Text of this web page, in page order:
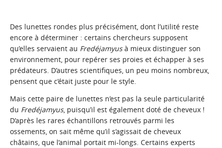
Des lunettes rondes plus précisément, dont l’utilité reste
encore à déterminer : certains chercheurs supposent
qu’elles servaient au Fredéjamyusà mieux distinguer son
environnement, pour repérer ses proies et échapper à ses
prédateurs. D’autres scientifiques, un peu moins nombreux,
pensent que c’était juste pour le style.
Mais cette paire de lunettes n’est pas la seule particularité
du Fredéjamyus, puisqu’il est également doté de cheveux !
D’après les rares échantillons retrouvés parmi les
ossements, on sait même qu’il s’agissait de cheveux
châtains, que l’animal portait mi-longs. Certains experts